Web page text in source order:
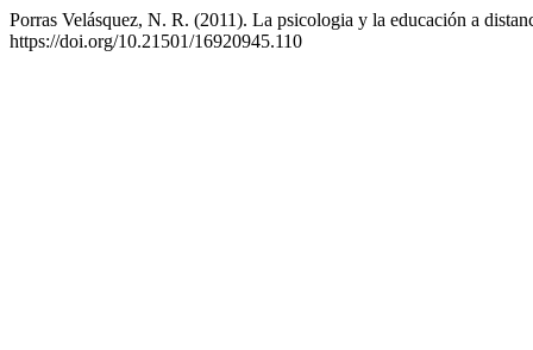
Porras Velásquez, N. R. (2011). La psicologia y la educación a
https://doi.org/10.21501/16920945.110